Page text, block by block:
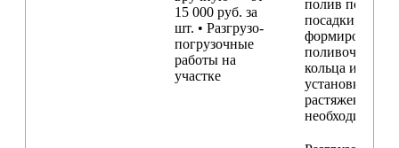
15 000 руб. за
шт. • Разгрузо-
погрузочные
работы на
участке
полив после
посадки,
формирование
поливочного
кольца и
установка
растяжек (при